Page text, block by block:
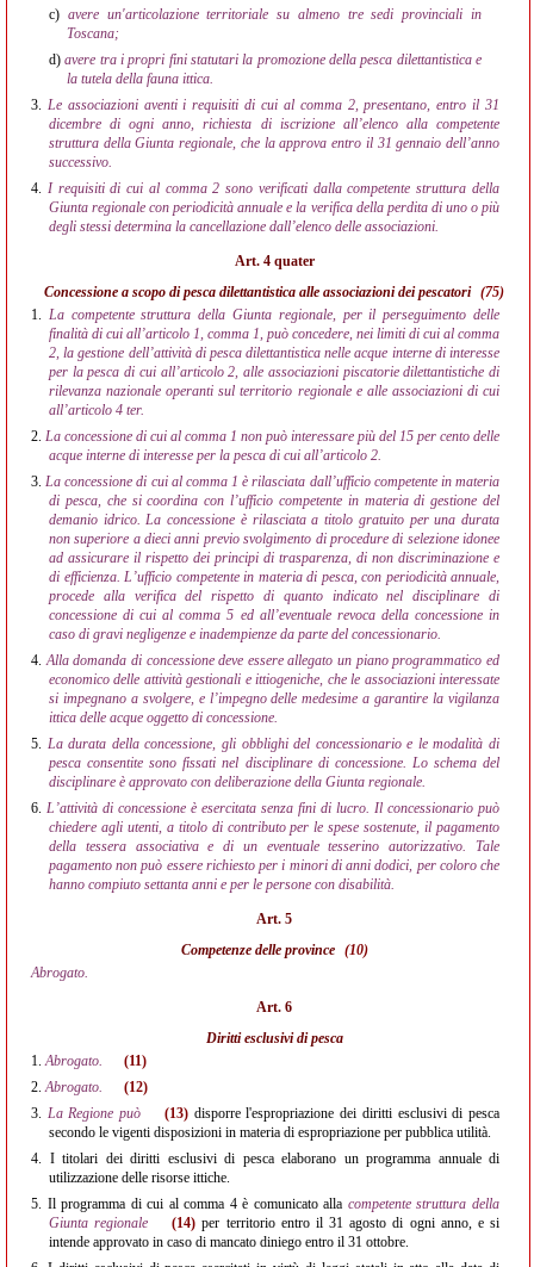
c) avere un'articolazione territoriale su almeno tre sedi provinciali in
Toscana;
d) avere tra i propri fini statutari la promozione della pesca dilettantistica e
la tutela della fauna ittica.
3. Le associazioni aventi i requisiti di cui al comma 2, presentano, entro il 31
dicembre di ogni anno, richiesta di iscrizione all’elenco alla competente
struttura della Giunta regionale, che la approva entro il 31 gennaio dell’anno
successivo.
4. I requisiti di cui al comma 2 sono verificati dalla competente struttura della
Giunta regionale con periodicità annuale e la verifica della perdita di uno o più
degli stessi determina la cancellazione dall’elenco delle associazioni.
Art. 4 quater
Concessione a scopo di pesca dilettantistica alle associazioni dei pescatori (75)
1. La competente struttura della Giunta regionale, per il perseguimento delle
finalità di cui all’articolo 1, comma 1, può concedere, nei limiti di cui al comma
2, la gestione dell’attività di pesca dilettantistica nelle acque interne di interesse
per la pesca di cui all’articolo 2, alle associazioni piscatorie dilettantistiche di
rilevanza nazionale operanti sul territorio regionale e alle associazioni di cui
all’articolo 4 ter.
2. La concessione di cui al comma 1 non può interessare più del 15 per cento delle
acque interne di interesse per la pesca di cui all’articolo 2.
3. La concessione di cui al comma 1 è rilasciata dall’ufficio competente in materia
di pesca, che si coordina con l’ufficio competente in materia di gestione del
demanio idrico. La concessione è rilasciata a titolo gratuito per una durata
non superiore a dieci anni previo svolgimento di procedure di selezione idonee
ad assicurare il rispetto dei principi di trasparenza, di non discriminazione e
di efficienza. L’ufficio competente in materia di pesca, con periodicità annuale,
procede alla verifica del rispetto di quanto indicato nel disciplinare di
concessione di cui al comma 5 ed all’eventuale revoca della concessione in
caso di gravi negligenze e inadempienze da parte del concessionario.
4. Alla domanda di concessione deve essere allegato un piano programmatico ed
economico delle attività gestionali e ittiogeniche, che le associazioni interessate
si impegnano a svolgere, e l’impegno delle medesime a garantire la vigilanza
ittica delle acque oggetto di concessione.
5. La durata della concessione, gli obblighi del concessionario e le modalità di
pesca consentite sono fissati nel disciplinare di concessione. Lo schema del
disciplinare è approvato con deliberazione della Giunta regionale.
6. L’attività di concessione è esercitata senza fini di lucro. Il concessionario può
chiedere agli utenti, a titolo di contributo per le spese sostenute, il pagamento
della tessera associativa e di un eventuale tesserino autorizzativo. Tale
pagamento non può essere richiesto per i minori di anni dodici, per coloro che
hanno compiuto settanta anni e per le persone con disabilità.
Art. 5
Competenze delle province (10)
Abrogato.
Art. 6
Diritti esclusivi di pesca
1.Abrogato.
(11)
2.Abrogato.
(12)
3. La Regione può (13)disporre l'espropriazione dei diritti esclusivi di pesca
secondo le vigenti disposizioni in materia di espropriazione per pubblica utilità.
4. I titolari dei diritti esclusivi di pesca elaborano un programma annuale di
utilizzazione delle risorse ittiche.
5. Il programma di cui al comma 4 è comunicato alla competente struttura della
Giunta regionale
(14) per territorio entro il 31 agosto di ogni anno, e si
intende approvato in caso di mancato diniego entro il 31 ottobre.